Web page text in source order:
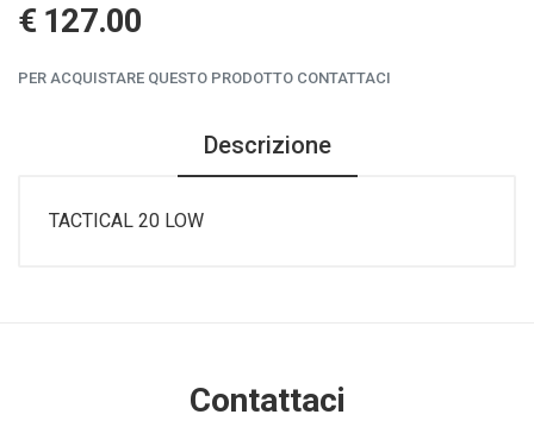
€ 127.00
PER ACQUISTARE QUESTO PRODOTTO CONTATTACI
Descrizione
TACTICAL 20 LOW
Contattaci